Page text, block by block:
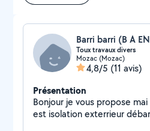
Barri barri (B A
Toux travaux divers
Mozac (Mozac)
4,8/5 (11 avis)
Présentation
Bonjour je vous propose mai service , crépi a la chaud
est isolation exterrieur débarras maison carage